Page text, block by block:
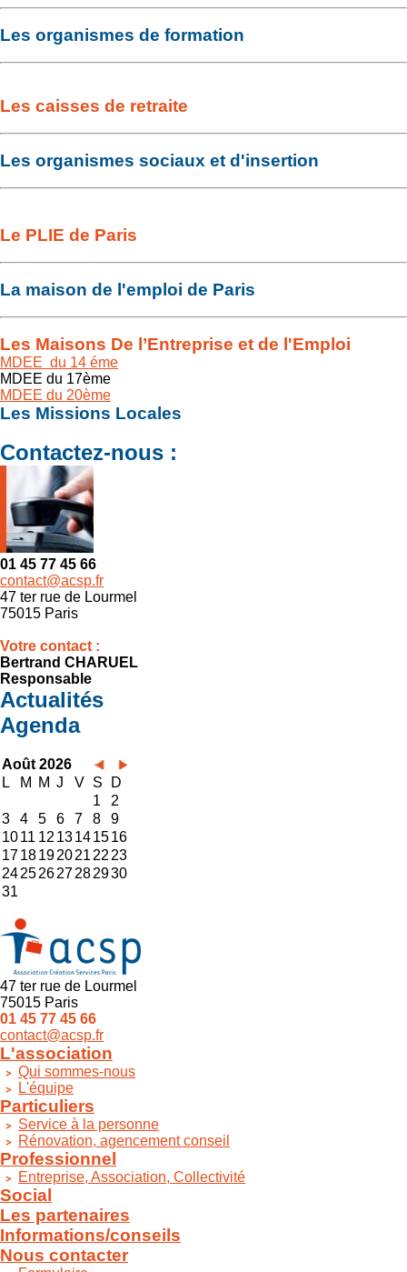
Les organismes de formation
Les caisses de retraite
Les organismes sociaux et d'insertion
Le PLIE de Paris
La maison de l'emploi de Paris
Les Maisons De l’Entreprise et de l'Emploi
MDEE du 14 éme
MDEE du 17ème
MDEE du 20ème
Les Missions Locales
Contactez-nous :
01 45 77 45 66
contact@acsp.fr
47 ter rue de Lourmel
75015 Paris
Votre contact :
Bertrand CHARUEL
Responsable
Actualités
Agenda
Août 2026
L
M M J V S
D
1
2
3
4 5 6 7 8
9
1011 12 13141516
1718192021 22 23
24252627282930
31
47 ter rue de Lourmel
75015 Paris
01 45 77 45 66
contact@acsp.fr
L'association
Qui sommes-nous
L'équipe
Particuliers
Service à la personne
Rénovation, agencement conseil
Professionnel
Entreprise, Association, Collectivité
Social
Les partenaires
Informations/conseils
Nous contacter